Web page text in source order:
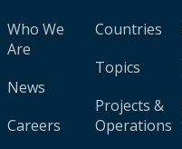
Who We
Are
News
Careers
Countries
Topics
Projects &
Operations